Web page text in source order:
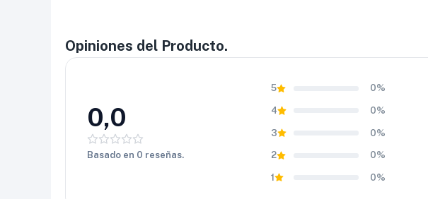
Opiniones del Producto.
0,0
Basado en 0 reseñas.
5 0%
4 0%
3 0%
2 0%
1 0%